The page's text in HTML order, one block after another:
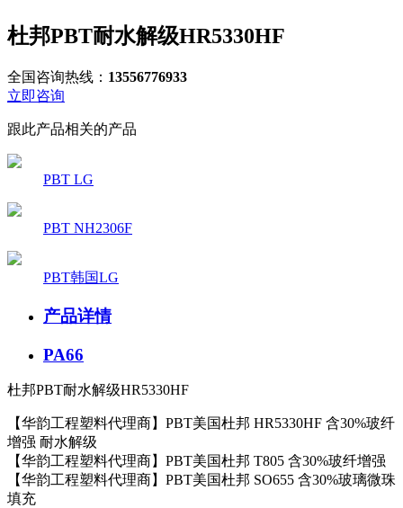
杜邦PBT耐水解级HR5330HF
全国咨询热线： 13556776933
立即咨询
跟此产品相关的产品
PBT LG
PBT NH2306F
PBT韩国LG
产品详情
PA66
杜邦PBT耐水解级HR5330HF
【华韵工程塑料代理商】PBT美国杜邦 HR5330HF 含30%玻纤
增强 耐水解级
【华韵工程塑料代理商】PBT美国杜邦 T805 含30%玻纤增强
【华韵工程塑料代理商】PBT美国杜邦 SO655 含30%玻璃微珠
填充